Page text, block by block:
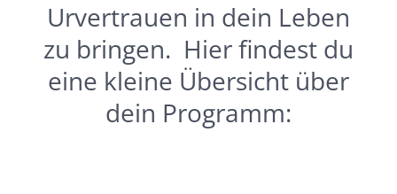
Urvertrauen in dein Leben
zu bringen. Hier findest du
eine kleine Übersicht über
dein Programm: